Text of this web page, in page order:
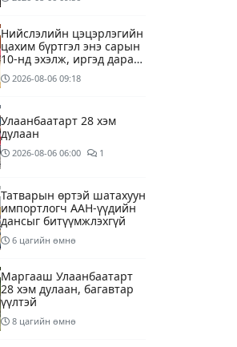
Нийслэлийн цэцэрлэгийн
цахим бүртгэл энэ сарын
10-нд эхэлж, иргэд дараах
зүйлсийг анхаарах
шаардлагатай
2026-08-06 09:18
Улаанбаатарт 28 хэм
дулаан
2026-08-06 06:00 1
Татварын өртэй шатахуун
импортлогч ААН-үүдийн
дансыг битүүмжлэхгүй
6 цагийн өмнө
Маргааш Улаанбаатарт
28 хэм дулаан, багавтар
үүлтэй
8 цагийн өмнө